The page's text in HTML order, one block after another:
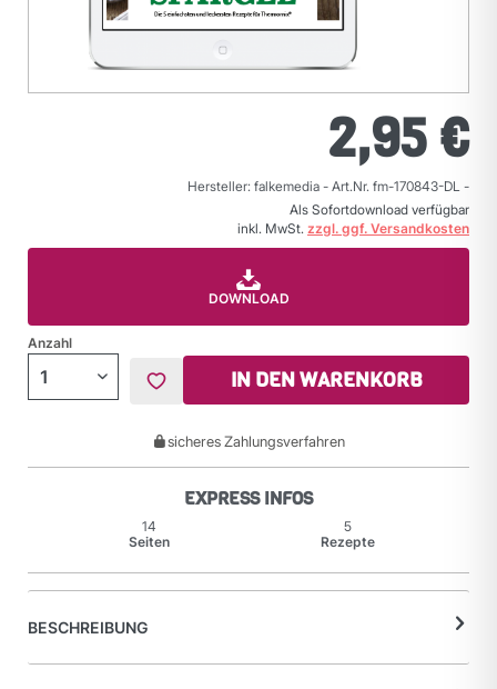
2,95 €
Hersteller: falkemedia - Art.Nr. fm-170843-DL -
Als Sofortdownload verfügbar
inkl. MwSt. zzgl. ggf. Versandkosten
DOWNLOAD
Anzahl
IN DEN WARENKORB
sicheres Zahlungsverfahren
EXPRESS INFOS
14
Seiten
5
Rezepte
BESCHREIBUNG